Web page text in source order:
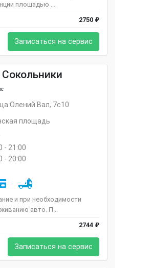
площадью ...
2750 ₽
Записаться на сервис
Олений Вал, 7с10
площадь
- 21:00
- 20:00
и при необходимости
авто. П...
2744 ₽
Записаться на сервис